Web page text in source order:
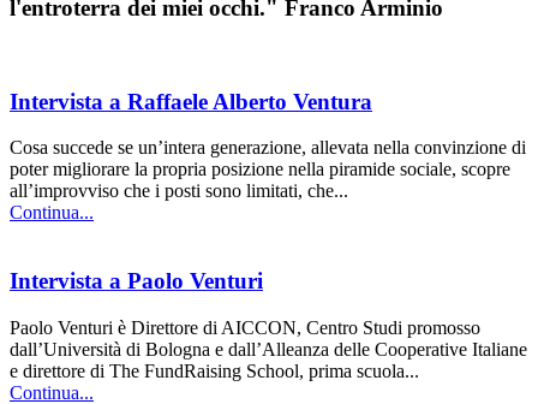
l'entroterra dei miei occhi." Franco Arminio
Intervista a Raffaele Alberto Ventura
Cosa succede se un’intera generazione, allevata nella convinzione di
poter migliorare la propria posizione nella piramide sociale, scopre
all’improvviso che i posti sono limitati, che...
Continua...
Intervista a Paolo Venturi
Paolo Venturi è Direttore di AICCON, Centro Studi promosso
dall’Università di Bologna e dall’Alleanza delle Cooperative Italiane
e direttore di The FundRaising School, prima scuola...
Continua...